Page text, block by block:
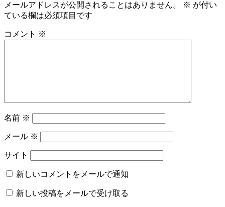
メールアドレスが公開されることはありません。 ※ が付い
ている欄は必須項目です
コメント ※
名前 ※
メール ※
サイト
新しいコメントをメールで通知
新しい投稿をメールで受け取る